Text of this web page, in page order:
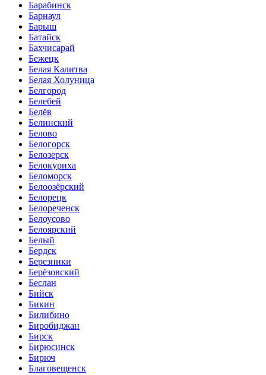
Барабинск
Барнаул
Барыш
Батайск
Бахчисарай
Бежецк
Белая Калитва
Белая Холуница
Белгород
Белебей
Белёв
Белинский
Белово
Белогорск
Белозерск
Белокуриха
Беломорск
Белоозёрский
Белорецк
Белореченск
Белоусово
Белоярский
Белый
Бердск
Березники
Берёзовский
Беслан
Бийск
Бикин
Билибино
Биробиджан
Бирск
Бирюсинск
Бирюч
Благовещенск